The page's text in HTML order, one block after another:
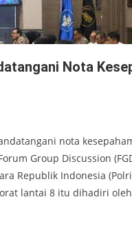
Nota
nota
Group Discussion
Republik Indonesia
lantai 8 itu dihadiri